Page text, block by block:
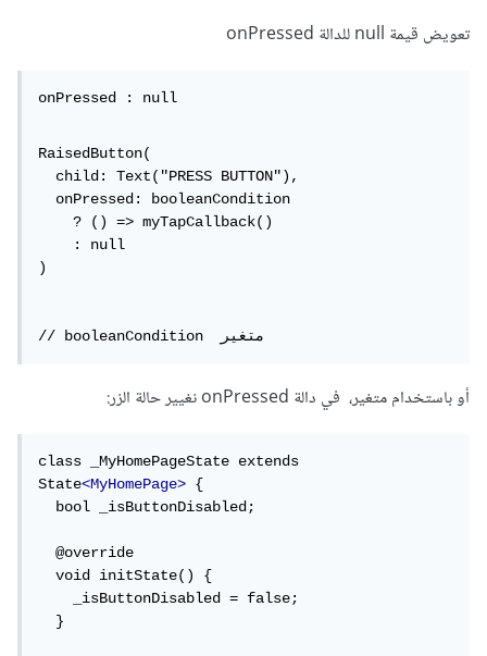
تعويض قيمة null للدالة onPressed
onPressed : null
RaisedButton(
  child: Text("PRESS BUTTON"),
  onPressed: booleanCondition
    ? () => myTapCallback()
    : null
)
// booleanCondition  متغير
أو باستخدام متغير، في دالة onPressed نغيير حالة الزر:
class _MyHomePageState extends
State<MyHomePage> {
  bool _isButtonDisabled;
  @override
  void initState() {
  }